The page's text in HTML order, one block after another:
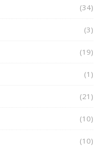
(34)
(3)
(19)
(1)
(21)
(10)
(10)